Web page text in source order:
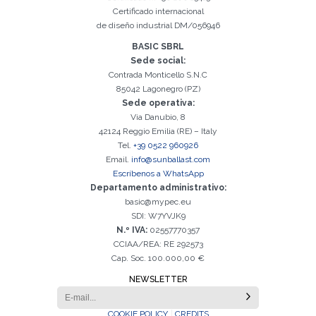
Certificado internacional
de diseño industrial DM/056946
BASIC SBRL
Sede social:
Contrada Monticello S.N.C
85042 Lagonegro (PZ)
Sede operativa:
Via Danubio, 8
42124 Reggio Emilia (RE) – Italy
Tel. +39 0522 960926
Email. info@sunballast.com
Escríbenos a WhatsApp
Departamento administrativo:
basic@mypec.eu
SDI: W7YVJK9
N.º IVA: 02557770357
CCIAA/REA: RE 292573
Cap. Soc. 100.000,00 €
NEWSLETTER
COOKIE POLICY CREDITS